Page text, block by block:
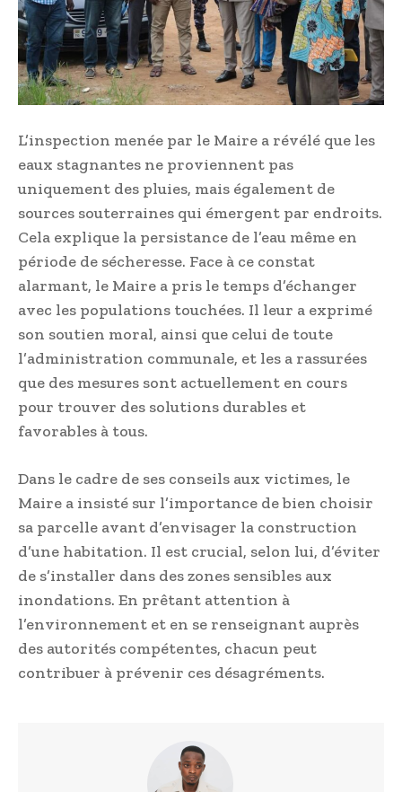
L’inspection menée par le Maire a révélé que les
eaux stagnantes ne proviennent pas
uniquement des pluies, mais également de
sources souterraines qui émergent par endroits.
Cela explique la persistance de l’eau même en
période de sécheresse. Face à ce constat
alarmant, le Maire a pris le temps d’échanger
avec les populations touchées. Il leur a exprimé
son soutien moral, ainsi que celui de toute
l’administration communale, et les a rassurées
que des mesures sont actuellement en cours
pour trouver des solutions durables et
favorables à tous.
Dans le cadre de ses conseils aux victimes, le
Maire a insisté sur l’importance de bien choisir
sa parcelle avant d’envisager la construction
d’une habitation. Il est crucial, selon lui, d’éviter
de s’installer dans des zones sensibles aux
inondations. En prêtant attention à
l’environnement et en se renseignant auprès
des autorités compétentes, chacun peut
contribuer à prévenir ces désagréments.